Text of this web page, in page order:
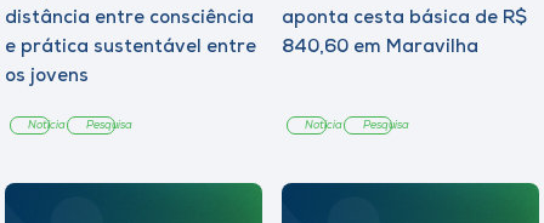
distância entre consciência
e prática sustentável entre
os jovens
Notícia Pesquisa
aponta cesta básica de R$
840,60 em Maravilha
Notícia Pesquisa